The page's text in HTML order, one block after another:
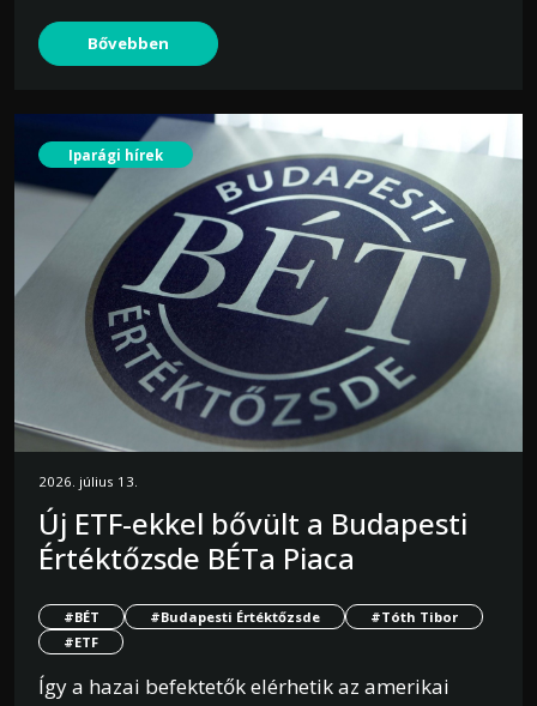
Bővebben
Iparági hírek
2026. július 13.
Új ETF-ekkel bővült a Budapesti
Értéktőzsde BÉTa Piaca
#BÉT #Budapesti Értéktőzsde
#Tóth Tibor
#ETF
Így a hazai befektetők elérhetik az amerikai